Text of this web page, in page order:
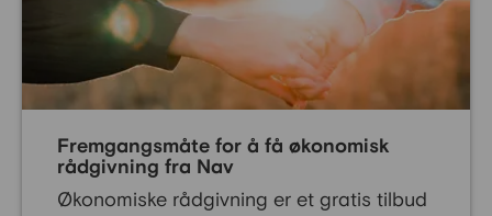
Fremgangsmåte for å få økonomisk
rådgivning fra Nav
Økonomiske rådgivning er et gratis tilbud